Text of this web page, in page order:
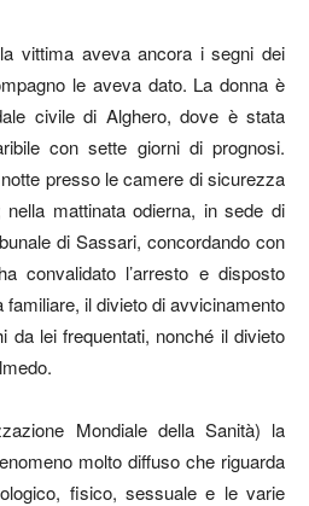
vittima aveva ancora i segni dei
le aveva dato. La donna è
civile di Alghero, dove è stata
con sette giorni di prognosi.
presso le camere di sicurezza
mattinata odierna, in sede di
di Sassari, concordando con
convalidato l’arresto e disposto
familiare, il divieto di avvicinamento
da lei frequentati, nonché il divieto
Mondiale della Sanità) la
molto diffuso che riguarda
fisico, sessuale e le varie